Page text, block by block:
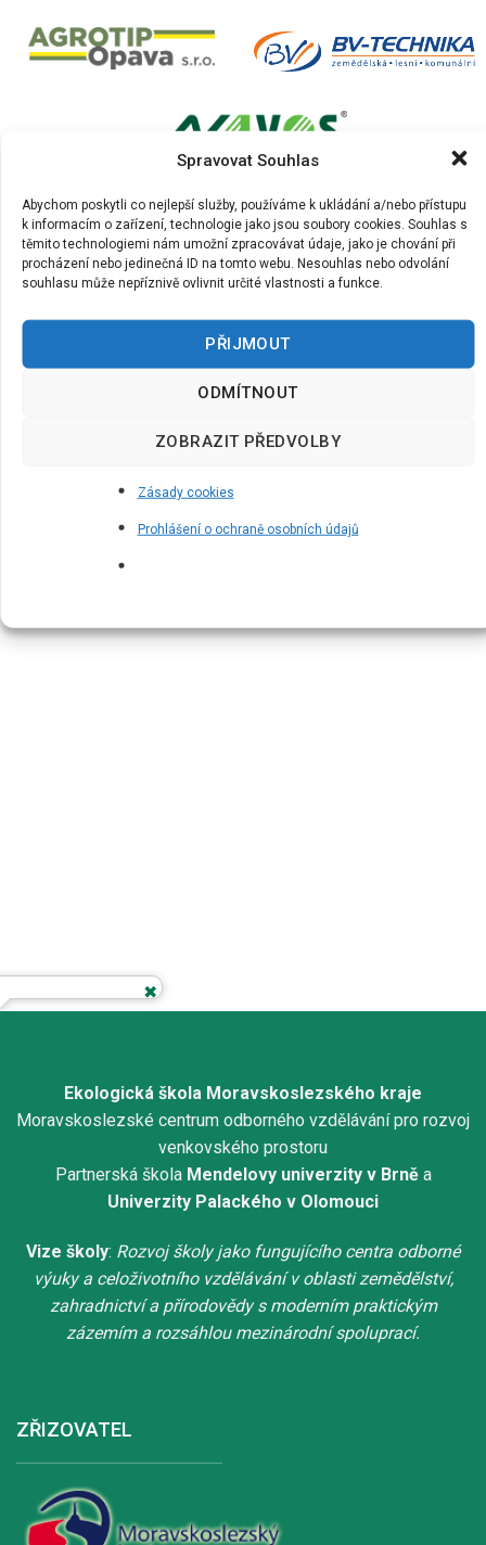
Spravovat Souhlas
Abychom poskytli co nejlepší služby, používáme k ukládání a/nebo přístupu
k informacím o zařízení, technologie jako jsou soubory cookies. Souhlas s
těmito technologiemi nám umožní zpracovávat údaje, jako je chování při
procházení nebo jedinečná ID na tomto webu. Nesouhlas nebo odvolání
souhlasu může nepříznivě ovlivnit určité vlastnosti a funkce.
PŘIJMOUT
ODMÍTNOUT
ZOBRAZIT PŘEDVOLBY
Zásady cookies
Prohlášení o ochraně osobních údajů
Ekologická škola Moravskoslezského kraje
Moravskoslezské centrum odborného vzdělávání pro rozvoj
venkovského prostoru
Partnerská škola Mendelovy univerzity v Brněa
Univerzity Palackého v Olomouci
Vize školy: Rozvoj školy jako fungujícího centra odborné
výuky a celoživotního vzdělávání v oblasti zemědělství,
zahradnictví a přírodovědy s moderním praktickým
zázemím a rozsáhlou mezinárodní spoluprací.
ZŘIZOVATEL